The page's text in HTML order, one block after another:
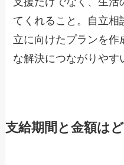
てくれること。自立相
立に向けたプランを作
な解決につながりやす
支給期間と金額は